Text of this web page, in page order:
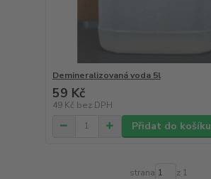
Demineralizovaná voda 5l
59 Kč
49 Kč bez DPH
Přidat do košíku
strana z 1